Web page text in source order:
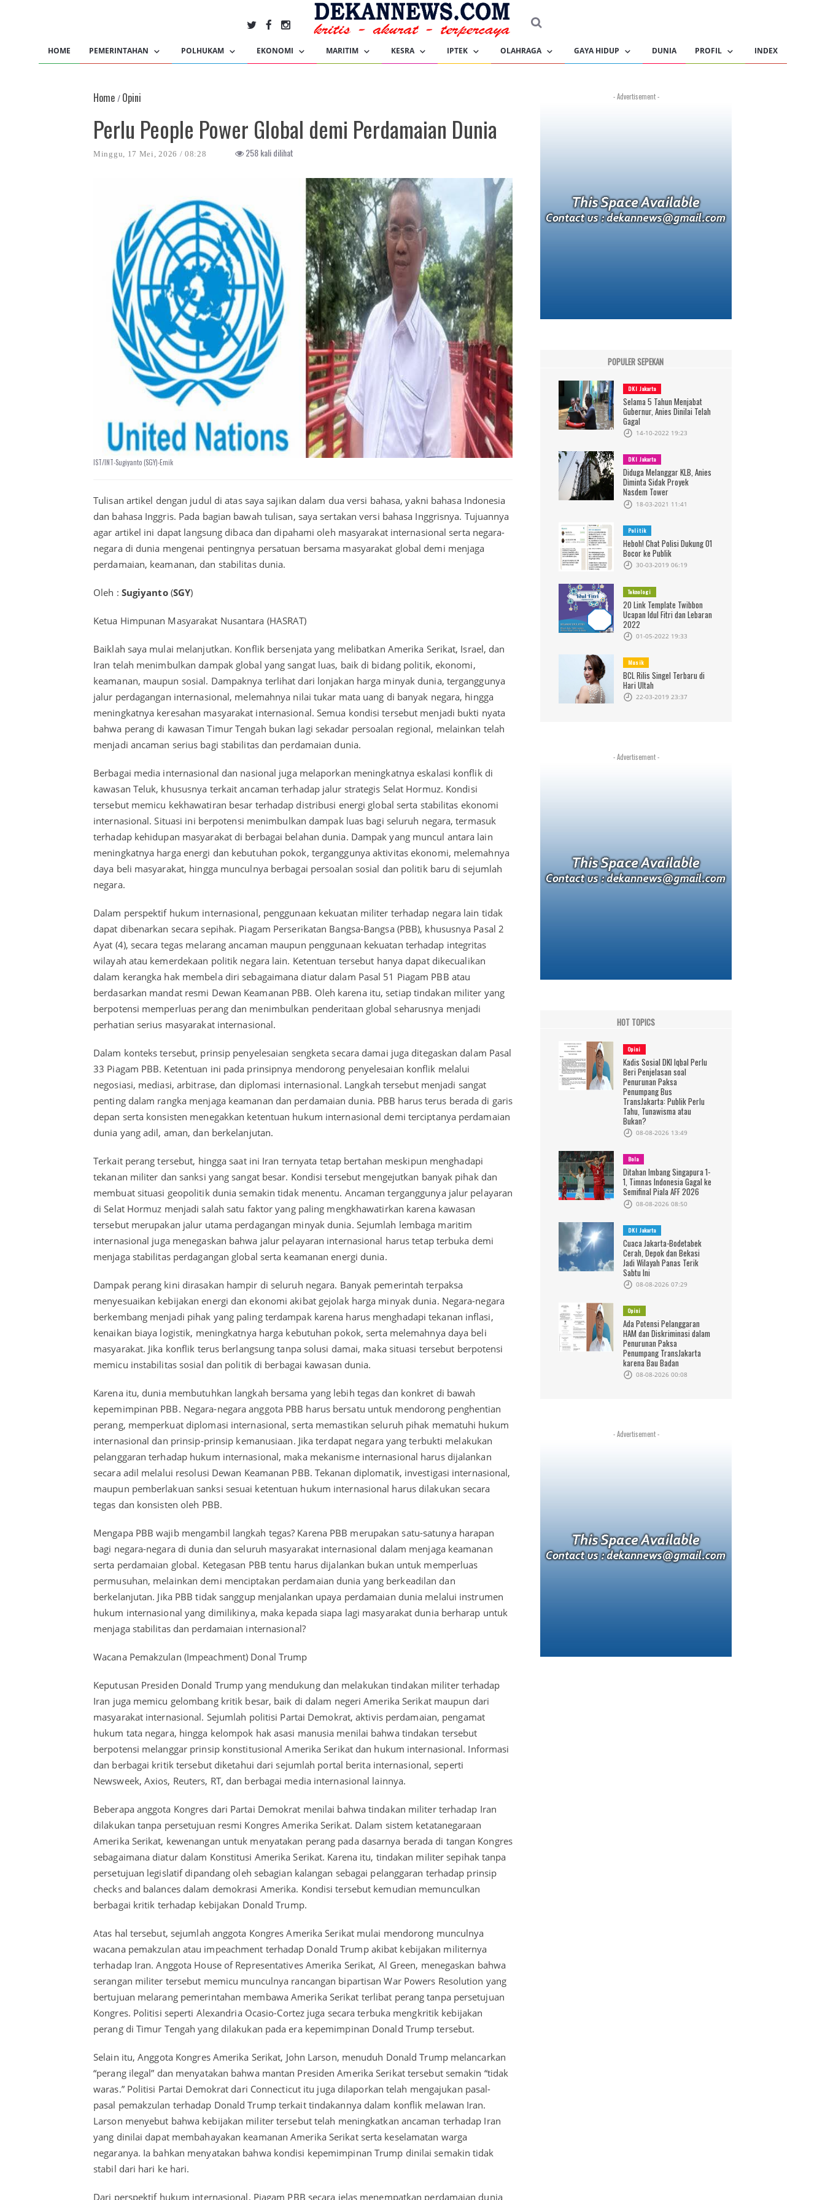
HOME PEMERINTAHAN POLHUKAM EKONOMI MARITIM KESRA IPTEK OLAHRAGA GAYA HIDUP DUNIA PROFIL INDEX
Home/Opini
Perlu People Power Global demi Perdamaian Dunia
Minggu, 17 Mei, 2026 / 08:28 258 kali dilihat
IST/INT-Sugiyanto (SGY)-Emik
Tulisan artikel dengan judul di atas saya sajikan dalam dua versi bahasa, yakni bahasa Indonesia
dan bahasa Inggris. Pada bagian bawah tulisan, saya sertakan versi bahasa Inggrisnya. Tujuannya
agar artikel ini dapat langsung dibaca dan dipahami oleh masyarakat internasional serta negara-
negara di dunia mengenai pentingnya persatuan bersama masyarakat global demi menjaga
perdamaian, keamanan, dan stabilitas dunia.
Oleh : Sugiyanto(SGY)
Ketua Himpunan Masyarakat Nusantara (HASRAT)
Baiklah saya mulai melanjutkan. Konflik bersenjata yang melibatkan Amerika Serikat, Israel, dan
Iran telah menimbulkan dampak global yang sangat luas, baik di bidang politik, ekonomi,
keamanan, maupun sosial. Dampaknya terlihat dari lonjakan harga minyak dunia, terganggunya
jalur perdagangan internasional, melemahnya nilai tukar mata uang di banyak negara, hingga
meningkatnya keresahan masyarakat internasional. Semua kondisi tersebut menjadi bukti nyata
bahwa perang di kawasan Timur Tengah bukan lagi sekadar persoalan regional, melainkan telah
menjadi ancaman serius bagi stabilitas dan perdamaian dunia.
Berbagai media internasional dan nasional juga melaporkan meningkatnya eskalasi konflik di
kawasan Teluk, khususnya terkait ancaman terhadap jalur strategis Selat Hormuz. Kondisi
tersebut memicu kekhawatiran besar terhadap distribusi energi global serta stabilitas ekonomi
internasional. Situasi ini berpotensi menimbulkan dampak luas bagi seluruh negara, termasuk
terhadap kehidupan masyarakat di berbagai belahan dunia. Dampak yang muncul antara lain
meningkatnya harga energi dan kebutuhan pokok, terganggunya aktivitas ekonomi, melemahnya
daya beli masyarakat, hingga munculnya berbagai persoalan sosial dan politik baru di sejumlah
negara.
Dalam perspektif hukum internasional, penggunaan kekuatan militer terhadap negara lain tidak
dapat dibenarkan secara sepihak. Piagam Perserikatan Bangsa-Bangsa (PBB), khususnya Pasal 2
Ayat (4), secara tegas melarang ancaman maupun penggunaan kekuatan terhadap integritas
wilayah atau kemerdekaan politik negara lain. Ketentuan tersebut hanya dapat dikecualikan
dalam kerangka hak membela diri sebagaimana diatur dalam Pasal 51 Piagam PBB atau
berdasarkan mandat resmi Dewan Keamanan PBB. Oleh karena itu, setiap tindakan militer yang
berpotensi memperluas perang dan menimbulkan penderitaan global seharusnya menjadi
perhatian serius masyarakat internasional.
Dalam konteks tersebut, prinsip penyelesaian sengketa secara damai juga ditegaskan dalam Pasal
33 Piagam PBB. Ketentuan ini pada prinsipnya mendorong penyelesaian konflik melalui
negosiasi, mediasi, arbitrase, dan diplomasi internasional. Langkah tersebut menjadi sangat
penting dalam rangka menjaga keamanan dan perdamaian dunia. PBB harus terus berada di garis
depan serta konsisten menegakkan ketentuan hukum internasional demi terciptanya perdamaian
dunia yang adil, aman, dan berkelanjutan.
Terkait perang tersebut, hingga saat ini Iran ternyata tetap bertahan meskipun menghadapi
tekanan militer dan sanksi yang sangat besar. Kondisi tersebut mengejutkan banyak pihak dan
membuat situasi geopolitik dunia semakin tidak menentu. Ancaman terganggunya jalur pelayaran
di Selat Hormuz menjadi salah satu faktor yang paling mengkhawatirkan karena kawasan
tersebut merupakan jalur utama perdagangan minyak dunia. Sejumlah lembaga maritim
internasional juga menegaskan bahwa jalur pelayaran internasional harus tetap terbuka demi
menjaga stabilitas perdagangan global serta keamanan energi dunia.
Dampak perang kini dirasakan hampir di seluruh negara. Banyak pemerintah terpaksa
menyesuaikan kebijakan energi dan ekonomi akibat gejolak harga minyak dunia. Negara-negara
berkembang menjadi pihak yang paling terdampak karena harus menghadapi tekanan inflasi,
kenaikan biaya logistik, meningkatnya harga kebutuhan pokok, serta melemahnya daya beli
masyarakat. Jika konflik terus berlangsung tanpa solusi damai, maka situasi tersebut berpotensi
memicu instabilitas sosial dan politik di berbagai kawasan dunia.
Karena itu, dunia membutuhkan langkah bersama yang lebih tegas dan konkret di bawah
kepemimpinan PBB. Negara-negara anggota PBB harus bersatu untuk mendorong penghentian
perang, memperkuat diplomasi internasional, serta memastikan seluruh pihak mematuhi hukum
internasional dan prinsip-prinsip kemanusiaan. Jika terdapat negara yang terbukti melakukan
pelanggaran terhadap hukum internasional, maka mekanisme internasional harus dijalankan
secara adil melalui resolusi Dewan Keamanan PBB. Tekanan diplomatik, investigasi internasional,
maupun pemberlakuan sanksi sesuai ketentuan hukum internasional harus dilakukan secara
tegas dan konsisten oleh PBB.
Mengapa PBB wajib mengambil langkah tegas? Karena PBB merupakan satu-satunya harapan
bagi negara-negara di dunia dan seluruh masyarakat internasional dalam menjaga keamanan
serta perdamaian global. Ketegasan PBB tentu harus dijalankan bukan untuk memperluas
permusuhan, melainkan demi menciptakan perdamaian dunia yang berkeadilan dan
berkelanjutan. Jika PBB tidak sanggup menjalankan upaya perdamaian dunia melalui instrumen
hukum internasional yang dimilikinya, maka kepada siapa lagi masyarakat dunia berharap untuk
menjaga stabilitas dan perdamaian internasional?
Wacana Pemakzulan (Impeachment) Donal Trump
Keputusan Presiden Donald Trump yang mendukung dan melakukan tindakan militer terhadap
Iran juga memicu gelombang kritik besar, baik di dalam negeri Amerika Serikat maupun dari
masyarakat internasional. Sejumlah politisi Partai Demokrat, aktivis perdamaian, pengamat
hukum tata negara, hingga kelompok hak asasi manusia menilai bahwa tindakan tersebut
berpotensi melanggar prinsip konstitusional Amerika Serikat dan hukum internasional. Informasi
dan berbagai kritik tersebut diketahui dari sejumlah portal berita internasional, seperti
Newsweek, Axios, Reuters, RT, dan berbagai media internasional lainnya.
Beberapa anggota Kongres dari Partai Demokrat menilai bahwa tindakan militer terhadap Iran
dilakukan tanpa persetujuan resmi Kongres Amerika Serikat. Dalam sistem ketatanegaraan
Amerika Serikat, kewenangan untuk menyatakan perang pada dasarnya berada di tangan Kongres
sebagaimana diatur dalam Konstitusi Amerika Serikat. Karena itu, tindakan militer sepihak tanpa
persetujuan legislatif dipandang oleh sebagian kalangan sebagai pelanggaran terhadap prinsip
checks and balances dalam demokrasi Amerika. Kondisi tersebut kemudian memunculkan
berbagai kritik terhadap kebijakan Donald Trump.
Atas hal tersebut, sejumlah anggota Kongres Amerika Serikat mulai mendorong munculnya
wacana pemakzulan atau impeachment terhadap Donald Trump akibat kebijakan militernya
terhadap Iran. Anggota House of Representatives Amerika Serikat, Al Green, menegaskan bahwa
serangan militer tersebut memicu munculnya rancangan bipartisan War Powers Resolution yang
bertujuan melarang pemerintahan membawa Amerika Serikat terlibat perang tanpa persetujuan
Kongres. Politisi seperti Alexandria Ocasio-Cortez juga secara terbuka mengkritik kebijakan
perang di Timur Tengah yang dilakukan pada era kepemimpinan Donald Trump tersebut.
Selain itu, Anggota Kongres Amerika Serikat, John Larson, menuduh Donald Trump melancarkan
“perang ilegal” dan menyatakan bahwa mantan Presiden Amerika Serikat tersebut semakin “tidak
waras.” Politisi Partai Demokrat dari Connecticut itu juga dilaporkan telah mengajukan pasal-
pasal pemakzulan terhadap Donald Trump terkait tindakannya dalam konflik melawan Iran.
Larson menyebut bahwa kebijakan militer tersebut telah meningkatkan ancaman terhadap Iran
yang dinilai dapat membahayakan keamanan Amerika Serikat serta keselamatan warga
negaranya. Ia bahkan menyatakan bahwa kondisi kepemimpinan Trump dinilai semakin tidak
stabil dari hari ke hari.
Dari perspektif hukum internasional, Piagam PBB secara jelas menempatkan perdamaian dunia
- Advertisement -
POPULER SEPEKAN
DKI Jakarta
Selama 5 Tahun Menjabat
Gubernur, Anies Dinilai Telah
Gagal
14-10-2022 19:23
DKI Jakarta
Diduga Melanggar KLB, Anies
Diminta Sidak Proyek
Nasdem Tower
18-03-2021 11:41
Politik
Heboh! Chat Polisi Dukung 01
Bocor ke Publik
30-03-2019 06:19
Teknologi
20 Link Template Twibbon
Ucapan Idul Fitri dan Lebaran
2022
01-05-2022 19:33
Musik
BCL Rilis Singel Terbaru di
Hari Ultah
22-03-2019 23:37
- Advertisement -
HOT TOPICS
Opini
Kadis Sosial DKI Iqbal Perlu
Beri Penjelasan soal
Penurunan Paksa
Penumpang Bus
TransJakarta: Publik Perlu
Tahu, Tunawisma atau
Bukan?
08-08-2026 13:49
Bola
Ditahan Imbang Singapura 1-
1, Timnas Indonesia Gagal ke
Semifinal Piala AFF 2026
08-08-2026 08:50
DKI Jakarta
Cuaca Jakarta-Bodetabek
Cerah, Depok dan Bekasi
Jadi Wilayah Panas Terik
Sabtu Ini
08-08-2026 07:29
Opini
Ada Potensi Pelanggaran
HAM dan Diskriminasi dalam
Penurunan Paksa
Penumpang TransJakarta
karena Bau Badan
08-08-2026 00:08
- Advertisement -